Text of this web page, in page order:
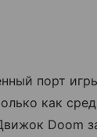
порт
как
Doom